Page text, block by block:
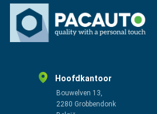
Hoofdkantoor
Bouwelven 13,
2280 Grobbendonk